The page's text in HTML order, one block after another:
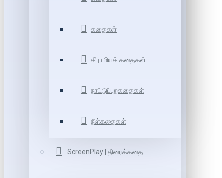
கதைகள்
கிராமியக் கதைகள்
நாட்டுப்புறகதைகள்
நீள்கதைகள்
ScreenPlay | திரைக்கதை